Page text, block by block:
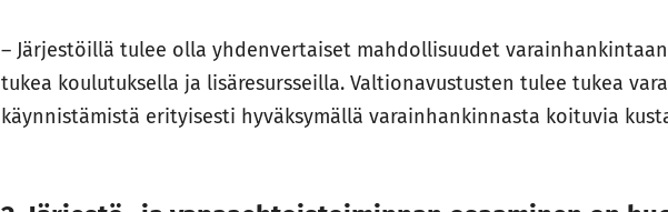
– Järjestöillä tulee olla yhdenvertaiset mahdollisuudet
tukea koulutuksella ja lisäresursseilla. Valtionavustusten tulee tukea
käynnistämistä erityisesti hyväksymällä varainhankinnasta koituvia